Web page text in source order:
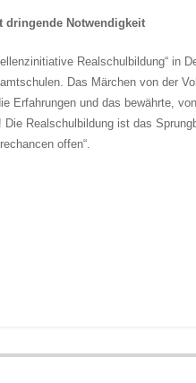
Notwendigkeit
Realschulbildung“ in
Das Märchen von der
Erfahrungen und das bewährte,
Realschulbildung ist das
offen“.